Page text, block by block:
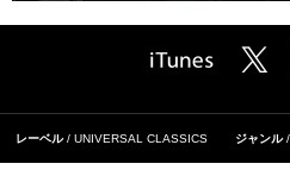
レーベル UNIVERSAL CLASSICS ジャンル